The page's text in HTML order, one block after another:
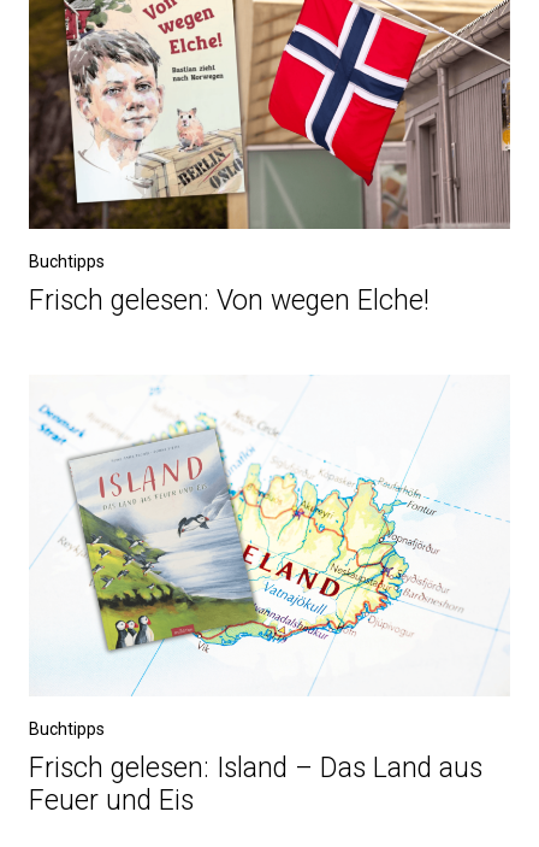
Buchtipps
Frisch gelesen: Von wegen Elche!
Buchtipps
Frisch gelesen: Island – Das Land aus
Feuer und Eis